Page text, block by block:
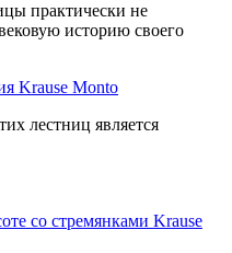
практически не
историю своего
Krause Monto
лестниц является
со стремянками Krause